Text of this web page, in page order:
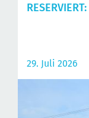
RESERVIERT:
29. Juli 2026